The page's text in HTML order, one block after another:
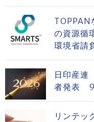
の資源循
環境省請
日印産連
者発表 9
リンテッ